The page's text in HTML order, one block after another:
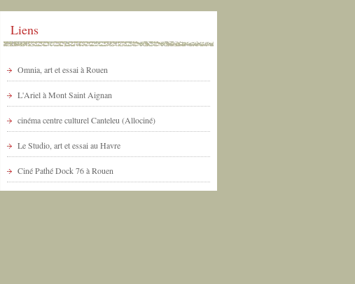
Liens
Omnia, art et essai à Rouen
L'Ariel à Mont Saint Aignan
cinéma centre culturel Canteleu (Allociné)
Le Studio, art et essai au Havre
Ciné Pathé Dock 76 à Rouen